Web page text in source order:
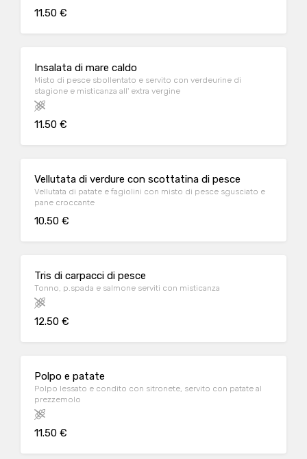
11.50 €
Insalata di mare caldo
Misto di pesce sbollentato e servito con verdeurine di
stagione e misticanza all' extra vergine
11.50 €
Vellutata di verdure con scottatina di pesce
Vellutata di patate e fagiolini con misto di pesce sgusciato e
pane croccante
10.50 €
Tris di carpacci di pesce
Tonno, p.spada e salmone serviti con misticanza
12.50 €
Polpo e patate
Polpo lessato e condito con sitronete, servito con patate al
prezzemolo
11.50 €